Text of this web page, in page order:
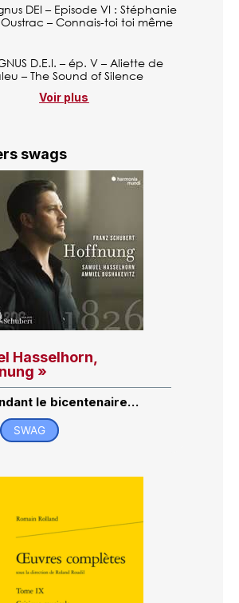
DEI – Episode VI : Stéphanie
– Connais-toi toi même
D.E.I. – ép. V – Aliette de
– The Sound of Silence
Voir plus
swags
Hasselhorn,
»
le bicentenaire…
SWAG